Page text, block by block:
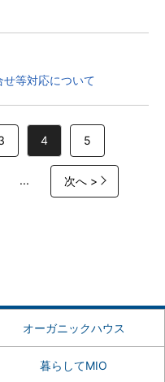
等対応について
4 5
... 次へ >
オーガニックハウス
暮らしてMIO